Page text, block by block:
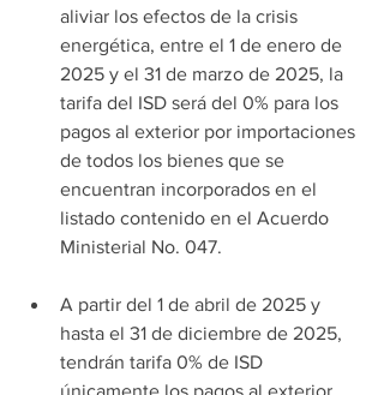
aliviar los efectos de la crisis
energética, entre el 1 de enero de
2025 y el 31 de marzo de 2025, la
tarifa del ISD será del 0% para los
pagos al exterior por importaciones
de todos los bienes que se
encuentran incorporados en el
listado contenido en el Acuerdo
Ministerial No. 047.
A partir del 1 de abril de 2025 y
hasta el 31 de diciembre de 2025,
tendrán tarifa 0% de ISD